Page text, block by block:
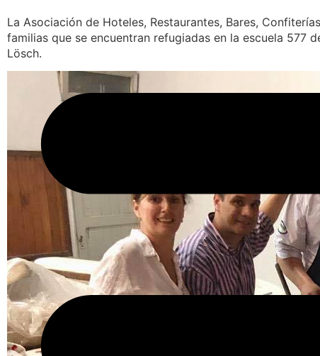
La Asociación de Hoteles, Restaurantes, Bares,
familias que se encuentran refugiadas en la escuela 577
Lösch.